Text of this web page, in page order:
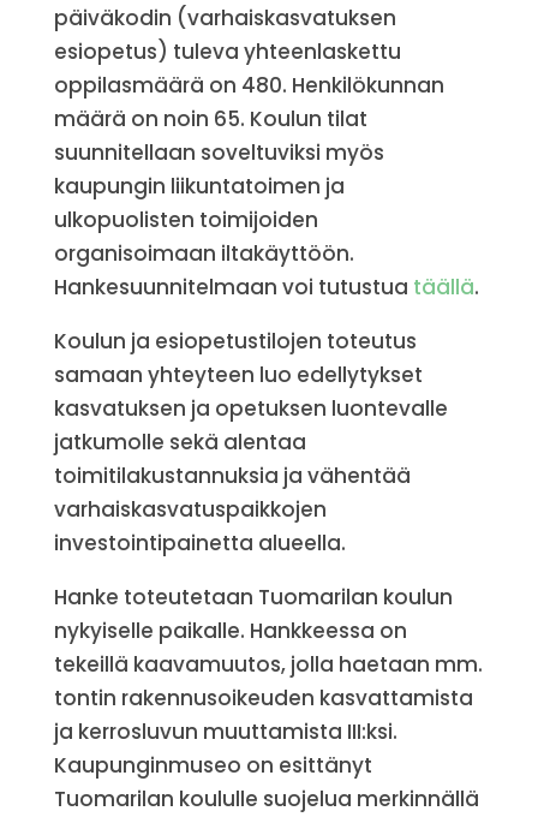
päiväkodin (varhaiskasvatuksen
esiopetus) tuleva yhteenlaskettu
oppilasmäärä on 480. Henkilökunnan
määrä on noin 65. Koulun tilat
suunnitellaan soveltuviksi myös
kaupungin liikuntatoimen ja
ulkopuolisten toimijoiden
organisoimaan iltakäyttöön.
Hankesuunnitelmaan voi tutustua täällä.
Koulun ja esiopetustilojen toteutus
samaan yhteyteen luo edellytykset
kasvatuksen ja opetuksen luontevalle
jatkumolle sekä alentaa
toimitilakustannuksia ja vähentää
varhaiskasvatuspaikkojen
investointipainetta alueella.
Hanke toteutetaan Tuomarilan koulun
nykyiselle paikalle. Hankkeessa on
tekeillä kaavamuutos, jolla haetaan mm.
tontin rakennusoikeuden kasvattamista
ja kerrosluvun muuttamista III:ksi.
Kaupunginmuseo on esittänyt
Tuomarilan koululle suojelua merkinnällä